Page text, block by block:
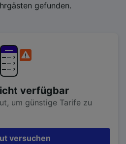
gefunden.
verfügbar
um günstige Tarife zu
versuchen